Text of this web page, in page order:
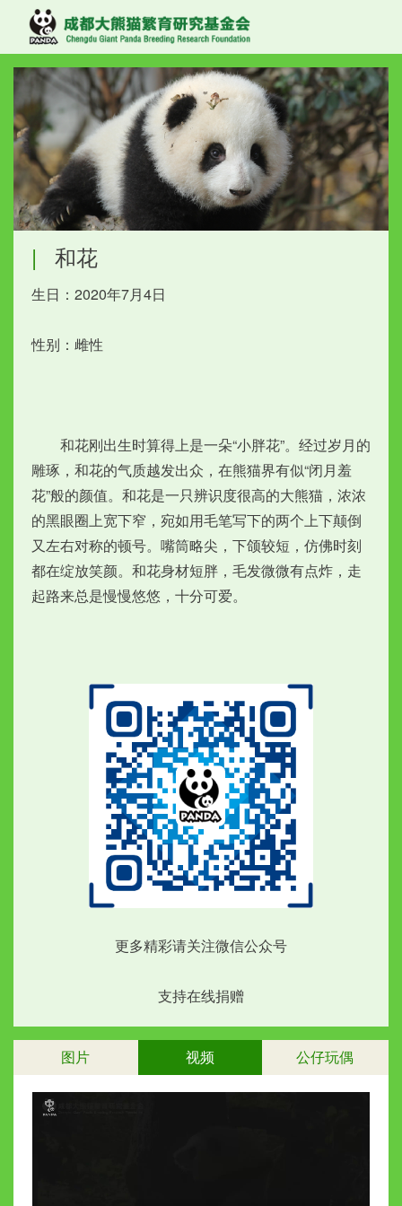
| 和花
生日：2020年7月4日
性别：雌性
和花刚出生时算得上是一朵“小胖花”。经过岁月的
雕琢，和花的气质越发出众，在熊猫界有似“闭月羞
花”般的颜值。和花是一只辨识度很高的大熊猫，浓浓
的黑眼圈上宽下窄，宛如用毛笔写下的两个上下颠倒
又左右对称的顿号。嘴筒略尖，下颌较短，仿佛时刻
都在绽放笑颜。和花身材短胖，毛发微微有点炸，走
更多精彩请关注微信公众号
支持在线捐赠
图片 视频 公仔玩偶